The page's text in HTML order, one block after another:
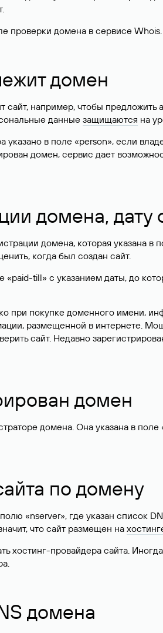
проверки домена в сервисе Whois.
домен
сайт, например, чтобы
данные защищаются на
в поле «person», если
домен, сервис дает
домена, дату
домена, которая указана
когда был создан сайт.
till» с указанием даты, до
при покупке доменного имени,
размещенной в интернете.
сайт. Недавно
домен
домена. Она указана в поле
по домену
«nserver», где указан
что сайт размещен на
хостинг-провайдера сайта.
домена